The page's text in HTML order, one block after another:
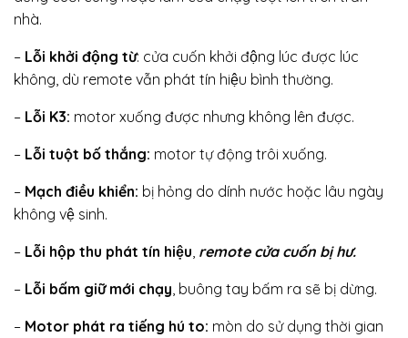
nhà.
– Lỗi khởi động từ: cửa cuốn khởi động lúc được lúc
không, dù remote vẫn phát tín hiệu bình thường.
– Lỗi K3: motor xuống được nhưng không lên được.
– Lỗi tuột bố thắng: motor tự động trôi xuống.
– Mạch điều khiển: bị hỏng do dính nước hoặc lâu ngày
không vệ sinh.
– Lỗi hộp thu phát tín hiệu remote cửa cuốn bị hư.
– Lỗi bấm giữ mới chạy , buông tay bấm ra sẽ bị dừng.
– Motor phát ra tiếng hú to: mòn do sử dụng thời gian